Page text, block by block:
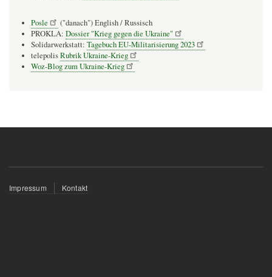
Posle
("danach") English / Russisch
PROKLA: Dossier "Krieg gegen die Ukraine"
Solidarwerkstatt: Tagebuch EU-Militarisierung 2023
telepolisRubrik Ukraine-Krieg
Woz-Blog zum Ukraine-Krieg
Fußzeilenmenü
Impressum Kontakt